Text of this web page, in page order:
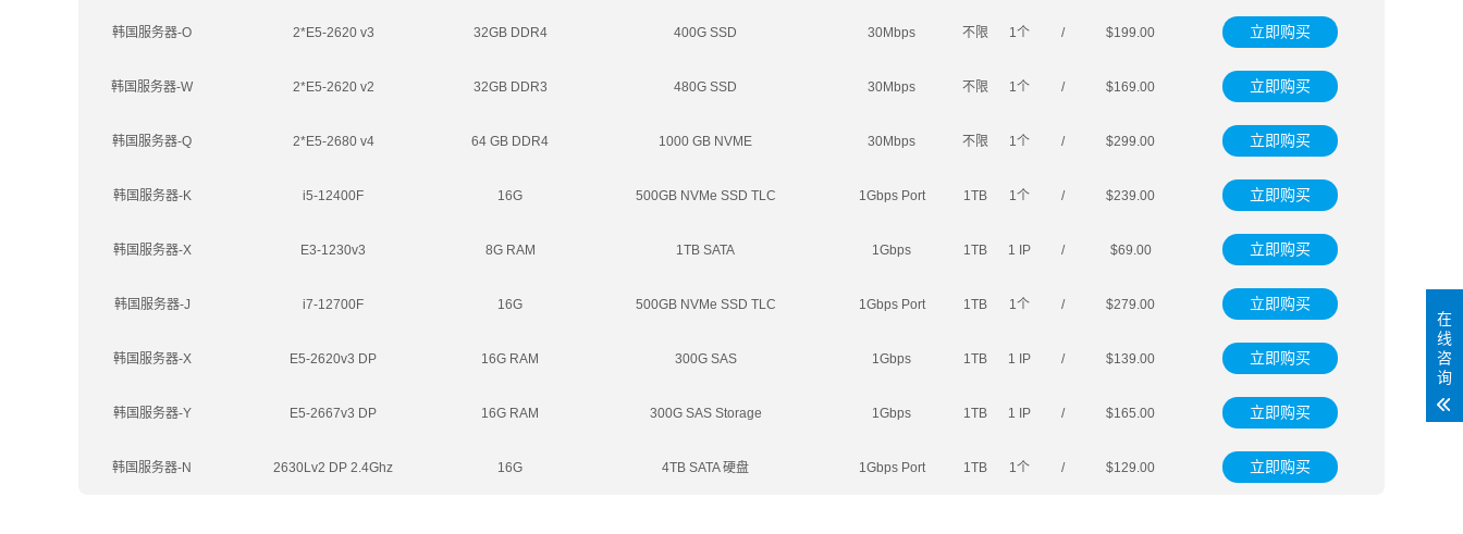
韩国服务器-O 2*E5-2620 v3 32GB DDR4 400G SSD 30Mbps 不限 1个 / $199.00 立即购买
韩国服务器-W 2*E5-2620 v2 32GB DDR3 480G SSD 30Mbps 不限 1个 / $169.00 立即购买
韩国服务器-Q 2*E5-2680 v4 64 GB DDR4 1000 GB NVME 30Mbps 不限 1个 / $299.00 立即购买
韩国服务器-K i5-12400F 16G 500GB NVMe SSD TLC 1Gbps Port 1TB 1个 / $239.00 立即购买
韩国服务器-X E3-1230v3 8G RAM 1TB SATA 1Gbps 1TB 1 IP / $69.00 立即购买
韩国服务器-J i7-12700F 16G 500GB NVMe SSD TLC 1Gbps Port 1TB 1个 / $279.00 立即购买
韩国服务器-X E5-2620v3 DP 16G RAM 300G SAS 1Gbps 1TB 1 IP / $139.00 立即购买
韩国服务器-Y E5-2667v3 DP 16G RAM 300G SAS Storage 1Gbps 1TB 1 IP / $165.00 立即购买
韩国服务器-N 2630Lv2 DP 2.4Ghz 16G 4TB SATA 硬盘 1Gbps Port 1TB 1个 / $129.00 立即购买
在
线
咨
询